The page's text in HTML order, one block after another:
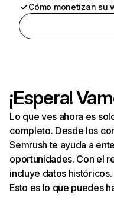
Cómo monetizan su
¡Espera!
Lo que ves ahora es
completo. Desde los
Semrush te ayuda a
oportunidades. Con el
incluye datos históricos.
Esto es lo que puedes